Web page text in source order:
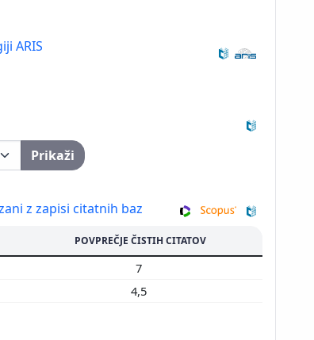
ARIS
Prikaži
z zapisi citatnih baz
POVPREČJE ČISTIH CITATOV
7
4,5